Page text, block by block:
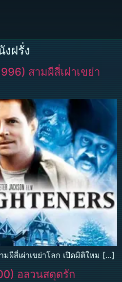
ฝรั่ง
สามผีสี่เผ่าเขย่า
มผีสี่เผ่าเขย่าโลก เปิดมิติใหม […]
อลวนสดุดรัก